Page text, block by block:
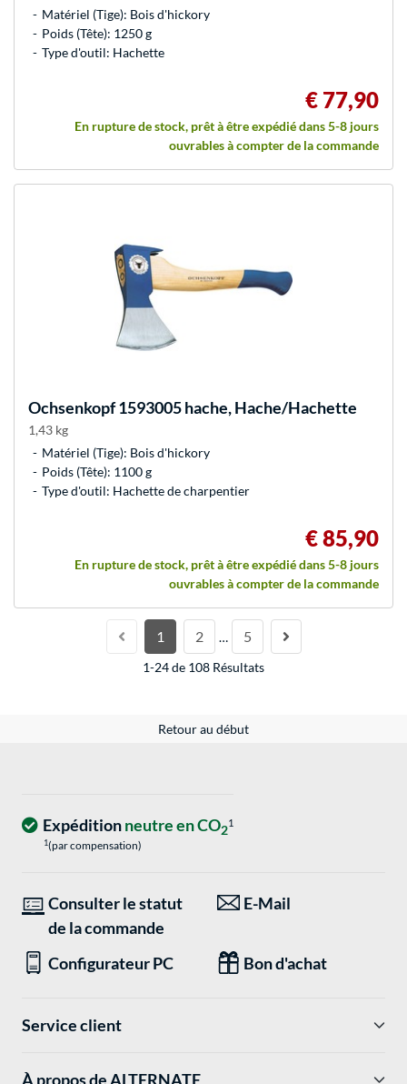
Matériel (Tige): Bois d'hickory
Poids (Tête): 1250 g
Type d'outil: Hachette
€ 77,90
En rupture de stock, prêt à être expédié dans 5-8 jours
ouvrables à compter de la commande
Ochsenkopf1593005 hache, Hache/Hachette
1,43 kg
Matériel (Tige): Bois d'hickory
Poids (Tête): 1100 g
Type d'outil: Hachette de charpentier
€ 85,90
En rupture de stock, prêt à être expédié dans 5-8 jours
ouvrables à compter de la commande
1 2 … 5
1-24 de 108 Résultats
Retour au début
Expéditionneutre en CO21
1(par compensation)
Consulter le statut
de la commande
E-Mail
Configurateur PC Bon d'achat
Service client
À propos de ALTERNATE